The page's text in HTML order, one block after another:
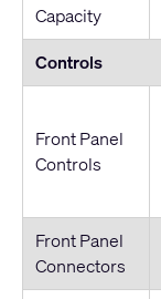
Capacity
Controls
Front Panel
Controls
Front Panel
Connectors